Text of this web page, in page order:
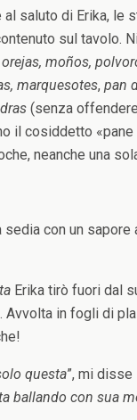
saluto di Erika, le
sul tavolo.
moños,
marquesotes, pan
(senza
il cosiddetto «pane
neanche una
con un sapore
Erika tirò fuori dal
Avvolta in fogli di
questa”, mi disse
ballando con sua